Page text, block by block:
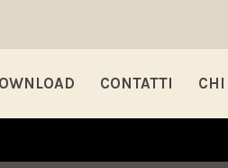
CONTATTI